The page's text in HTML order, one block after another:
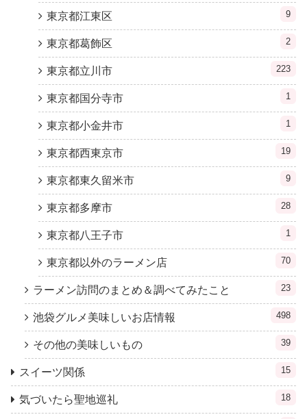
東京都江東区 9
東京都葛飾区 2
東京都立川市 223
東京都国分寺市 1
東京都小金井市 1
東京都西東京市 19
東京都東久留米市 9
東京都多摩市 28
東京都八王子市 1
東京都以外のラーメン店 70
ラーメン訪問のまとめ＆調べてみたこと 23
池袋グルメ美味しいお店情報 498
その他の美味しいもの 39
スイーツ関係 15
気づいたら聖地巡礼 18